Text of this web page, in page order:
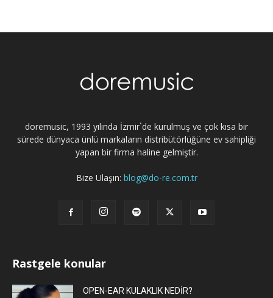
doremusic, 1993 yılında İzmir`de kurulmuş ve çok kısa bir
sürede dünyaca ünlü markaların distribütörlüğüne ev sahipliği
yapan bir firma haline gelmiştir.
Bize Ulaşın: blog@do-re.com.tr
Rastgele konular
OPEN-EAR KULAKLIK NEDİR?